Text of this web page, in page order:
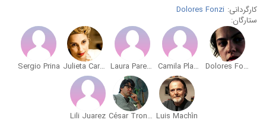
کارگردانی: Dolores Fonzi
ستارگان:
Dolores Fonzi
Camila Plaate
Laura Paredes
Julieta Cardinali
Sergio Prina
Luis Machín
César Troncoso
Lili Juarez